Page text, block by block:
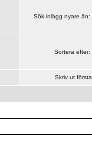
Sök inlägg nyare än:
Sortera efter:
Skriv ut första